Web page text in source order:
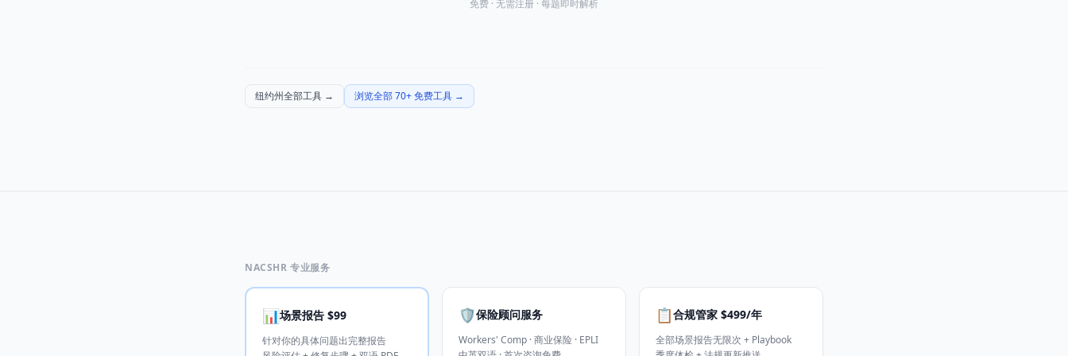
免费 · 无需注册 · 每题即时解析
纽约州全部工具 → 浏览全部 70+ 免费工具 →
NACSHR 专业服务
📊场景报告 $99
针对你的具体问题出完整报告
🛡️保险顾问服务
Workers' Comp · 商业保险 · EPLI
📋合规管家 $499/年
全部场景报告无限次 + Playbook